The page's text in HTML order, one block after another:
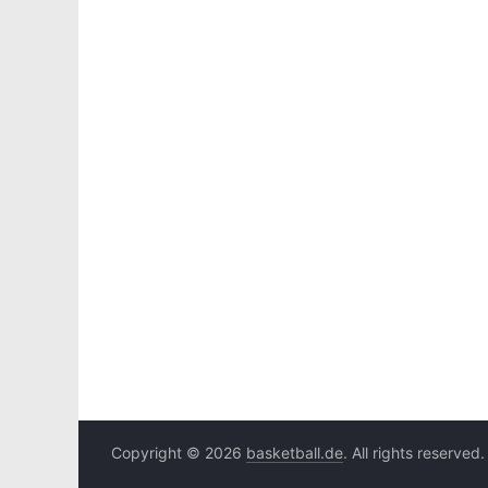
Copyright © 2026 basketball.de. All rights reserved.